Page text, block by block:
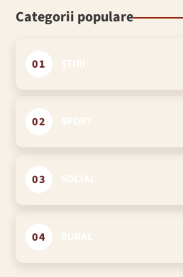
Categorii populare
01
02
03
04